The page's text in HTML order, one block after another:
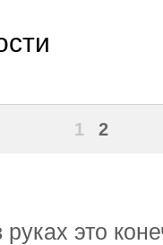
1 2
это